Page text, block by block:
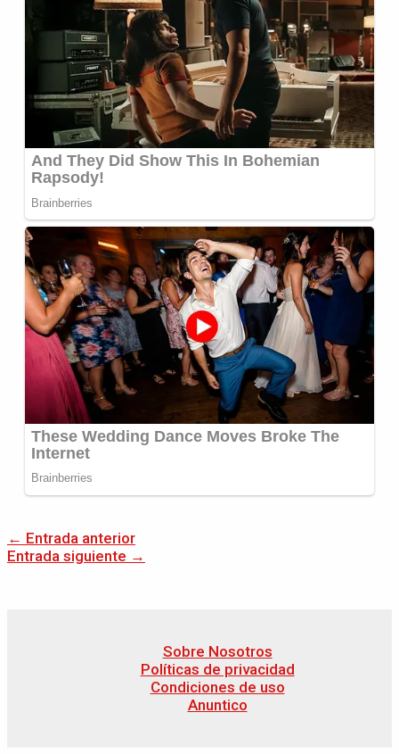
← Entrada anterior
Entrada siguiente →
Sobre Nosotros
Políticas de privacidad
Condiciones de uso
Anuntico